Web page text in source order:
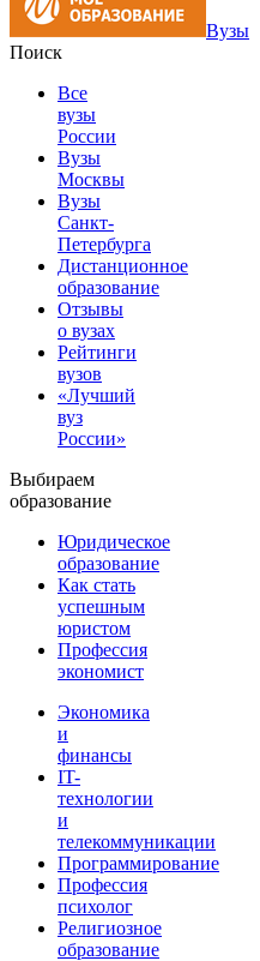
Вузы
Поиск
Все
вузы
России
Вузы
Москвы
Вузы
Санкт-
Петербурга
Дистанционное
образование
Отзывы
о вузах
Рейтинги
вузов
«Лучший
вуз
России»
Выбираем
образование
Юридическое
образование
Как стать
успешным
юристом
Профессия
экономист
Экономика
и
финансы
IT-
технологии
и
телекоммуникации
Программирование
Профессия
психолог
Религиозное
образование